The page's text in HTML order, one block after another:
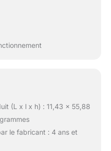
(L x l x h) : 11,43 x 55,88
le fabricant : 4 ans et